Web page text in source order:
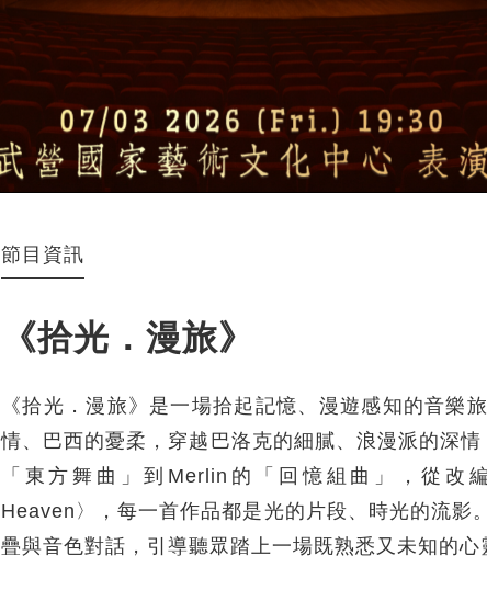
節目資訊
《拾光．漫旅》
《拾光．漫旅》是一場拾起記憶、漫遊感知的音樂
情、巴西的憂柔，穿越巴洛克的細膩、浪漫派的深
「東方舞曲」到Merlin的「回憶組曲」，從改
Heaven〉，每一首作品都是光的片段、時光的流影
疊與音色對話，引導聽眾踏上一場既熟悉又未知的心